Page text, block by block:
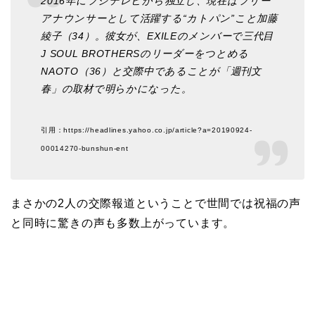
アナウンサーとして活躍する“カトパン”こと加藤
綾子（34）。彼女が、EXILEのメンバーで三代目
J SOUL BROTHERSのリーダーをつとめる
NAOTO（36）と交際中であることが「週刊文
春」の取材で明らかになった。
引用：https://headlines.yahoo.co.jp/article?a=20190924-
00014270-bunshun-ent
まさかの2人の交際報道ということで世間では祝福の声
と同時に驚きの声も多数上がっています。